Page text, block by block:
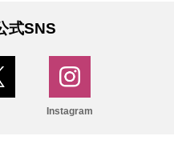
式SNS
Instagram